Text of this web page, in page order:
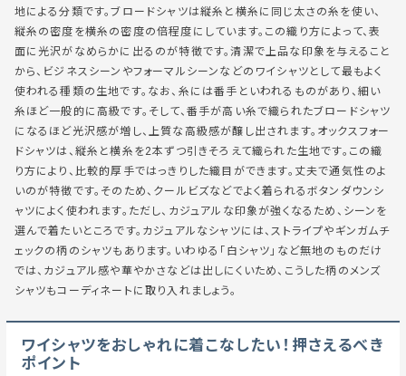
地による分類です。ブロードシャツは縦糸と横糸に同じ太さの糸を使い、
縦糸の密度を横糸の密度の倍程度にしています。この織り方によって、表
面に光沢がなめらかに出るのが特徴です。清潔で上品な印象を与えること
から、ビジネスシーンやフォーマルシーンなどのワイシャツとして最もよく
使われる種類の生地です。なお、糸には番手といわれるものがあり、細い
糸ほど一般的に高級です。そして、番手が高い糸で織られたブロードシャツ
になるほど光沢感が増し、上質な高級感が醸し出されます。オックスフォー
ドシャツは、縦糸と横糸を2本ずつ引きそろえて織られた生地です。この織
り方により、比較的厚手ではっきりした織目ができます。丈夫で通気性のよ
いのが特徴です。そのため、クールビズなどでよく着られるボタンダウンシ
ャツによく使われます。ただし、カジュアルな印象が強くなるため、シーンを
選んで着たいところです。カジュアルなシャツには、ストライプやギンガムチ
ェックの柄のシャツもあります。いわゆる「白シャツ」など無地のものだけ
では、カジュアル感や華やかさなどは出しにくいため、こうした柄のメンズ
シャツもコーディネートに取り入れましょう。
ワイシャツをおしゃれに着こなしたい！押さえるべき
ポイント